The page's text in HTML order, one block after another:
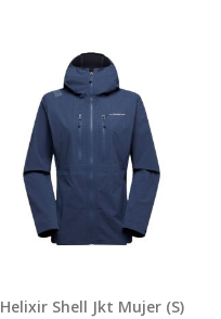
Helixir Shell Jkt Mujer (S)